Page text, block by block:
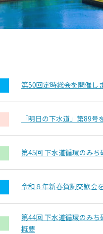
第50回定時総会を開催し
「明日の下水道」第89号
第45回 下水道循環のみ
令和８年新春賀詞交歓会
第44回 下水道循環のみ
概要